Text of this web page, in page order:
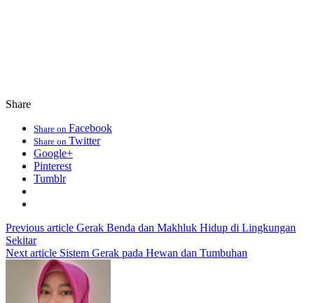
Share
Share on Facebook
Share on Twitter
Google+
Pinterest
Tumblr
Previous article Gerak Benda dan Makhluk Hidup di Lingkungan
Sekitar
Next article Sistem Gerak pada Hewan dan Tumbuhan